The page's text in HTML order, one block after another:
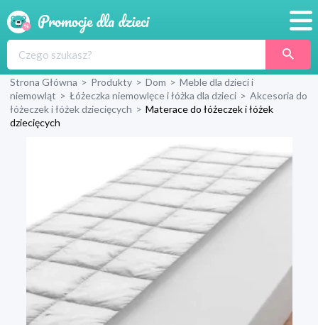
Produkty
Blog
Wyprawka
Strona Główna > Produkty > Dom > Meble dla dzieci i
niemowląt > Łóżeczka niemowlęce i łóżka dla dzieci > Akcesoria do
łóżeczek i łóżek dziecięcych > Materace do łóżeczek i łóżek
dziecięcych